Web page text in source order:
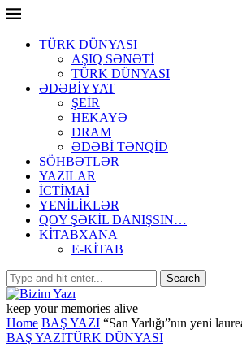
TÜRK DÜNYASI
AŞIQ SƏNƏTİ
TÜRK DÜNYASI
ƏDƏBİYYAT
ŞEİR
HEKAYƏ
DRAM
ƏDƏBİ TƏNQİD
SÖHBƏTLƏR
YAZILAR
İCTİMAİ
YENİLİKLƏR
QOY ŞƏKİL DANIŞSIN…
KİTABXANA
E-KİTAB
keep your memories alive
Home BAŞ YAZI “San Yarlığı”nın yeni
BAŞ YAZITÜRK DÜNYASI